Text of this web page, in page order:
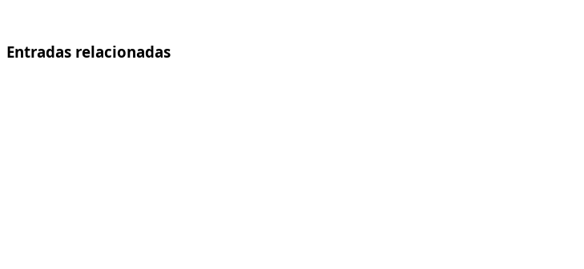
Entradas relacionadas